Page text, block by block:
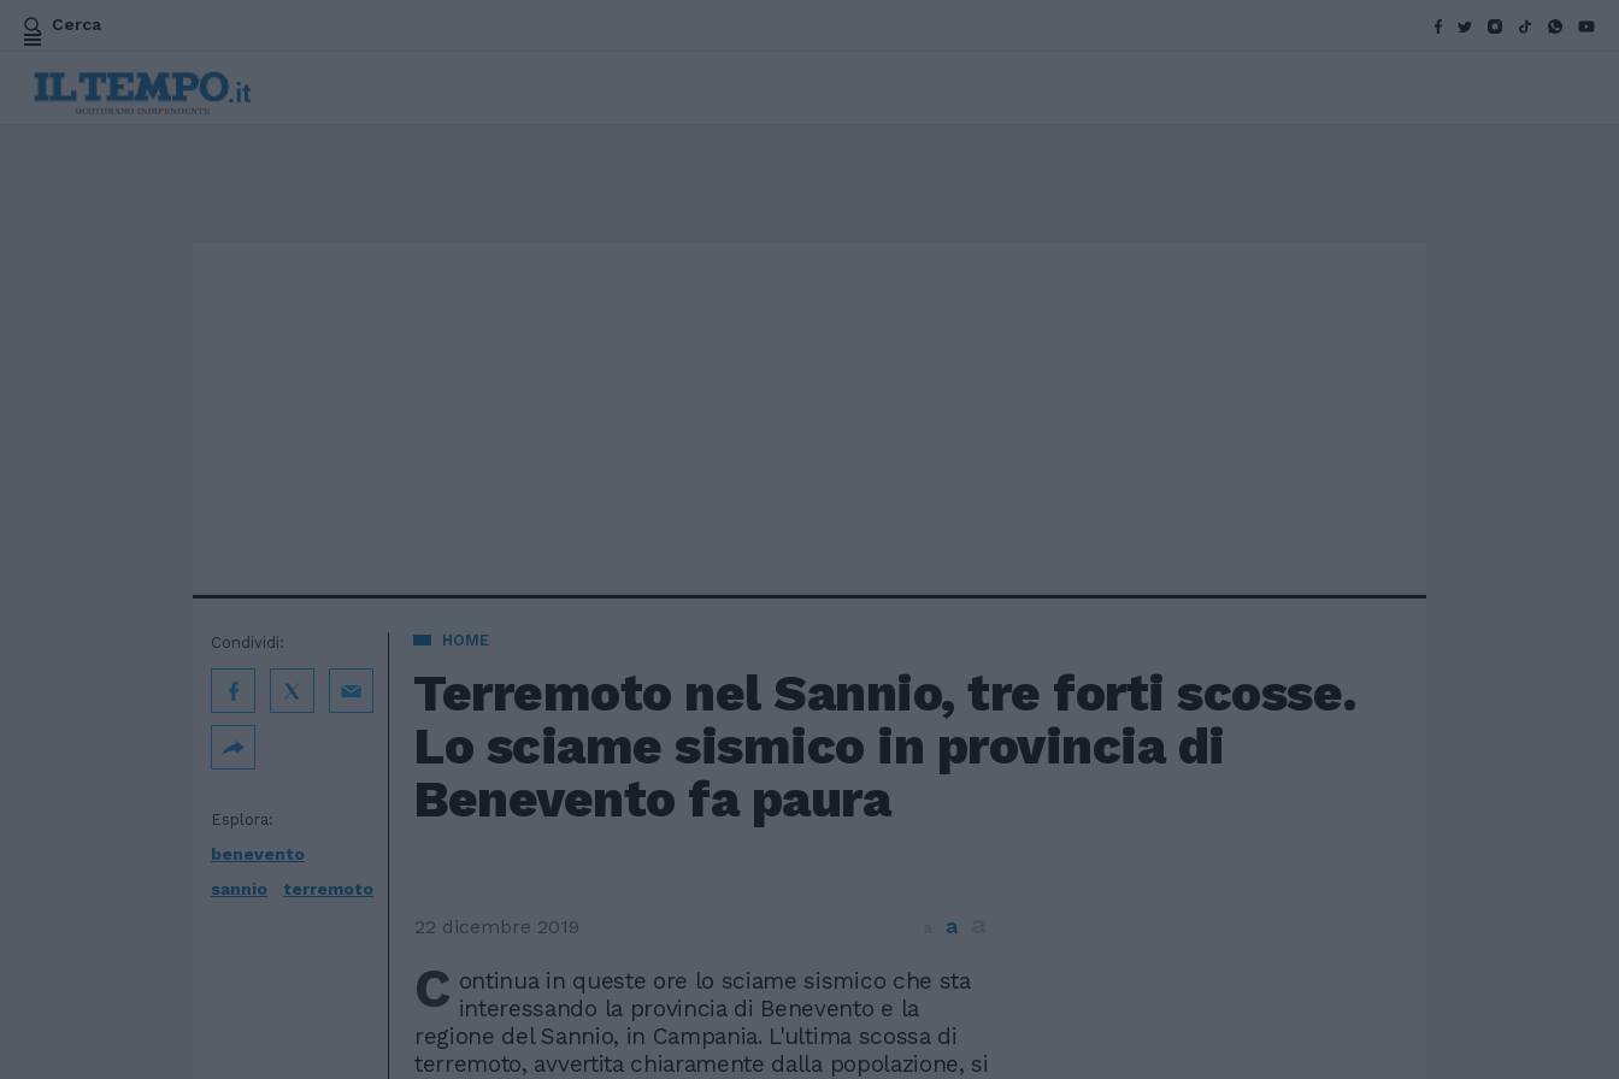
Cerca
HOME
Terremoto nel Sannio, tre forti scosse.
Lo sciame sismico in provincia di
Benevento fa paura
Esplora:
benevento
sannio
terremoto
Condividi:
22 dicembre 2019 a
C ontinua in queste ore lo sciame sismico che sta
interessando la provincia di Benevento e la
regione del Sannio, in Campania. L'ultima scossa di
terremoto, avvertita chiaramente dalla popolazione, si